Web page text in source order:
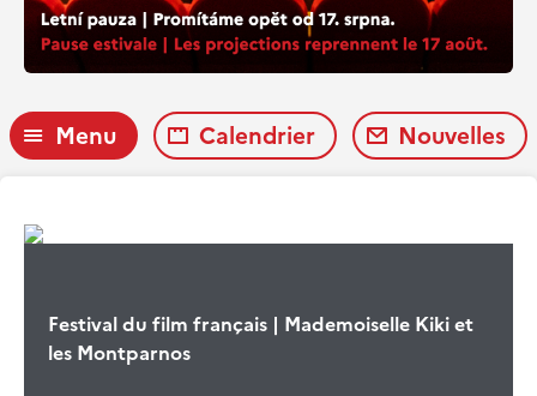
Menu Calendrier Nouvelles
Festival du film français | Mademoiselle Kiki et
les Montparnos